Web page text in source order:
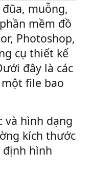
muỗng,
mềm đồ
Photoshop,
cụ thiết kế
đây là các
file bao
và hình dạng
kích thước
định hình